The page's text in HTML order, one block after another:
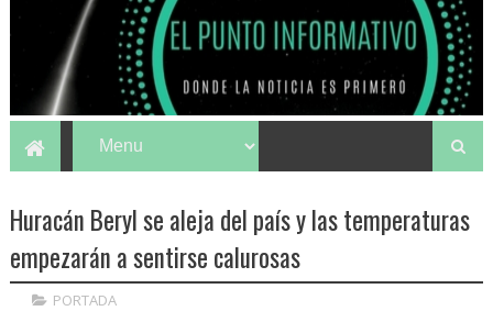
Huracán Beryl se aleja del país y las temperaturas
empezarán a sentirse calurosas
PORTADA